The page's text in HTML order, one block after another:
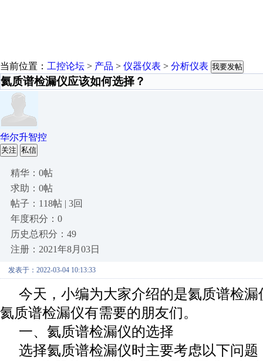
当前位置： 工控论坛 > 产品 > 仪器仪表 > 分析仪表 我要发帖
氦质谱检漏仪应该如何选择？
华尔升智控
关注 私信
精华：0帖
求助：0帖
帖子：118帖 | 3回
年度积分：0
历史总积分：49
注册：2021年8月03日
发表于：2022-03-04 10:13:33
今天，小编为大家介绍的是氦质谱检漏
氦质谱检漏仪有需要的朋友们。
一、氦质谱检漏仪的选择
选择氦质谱检漏仪时主要考虑以下问题